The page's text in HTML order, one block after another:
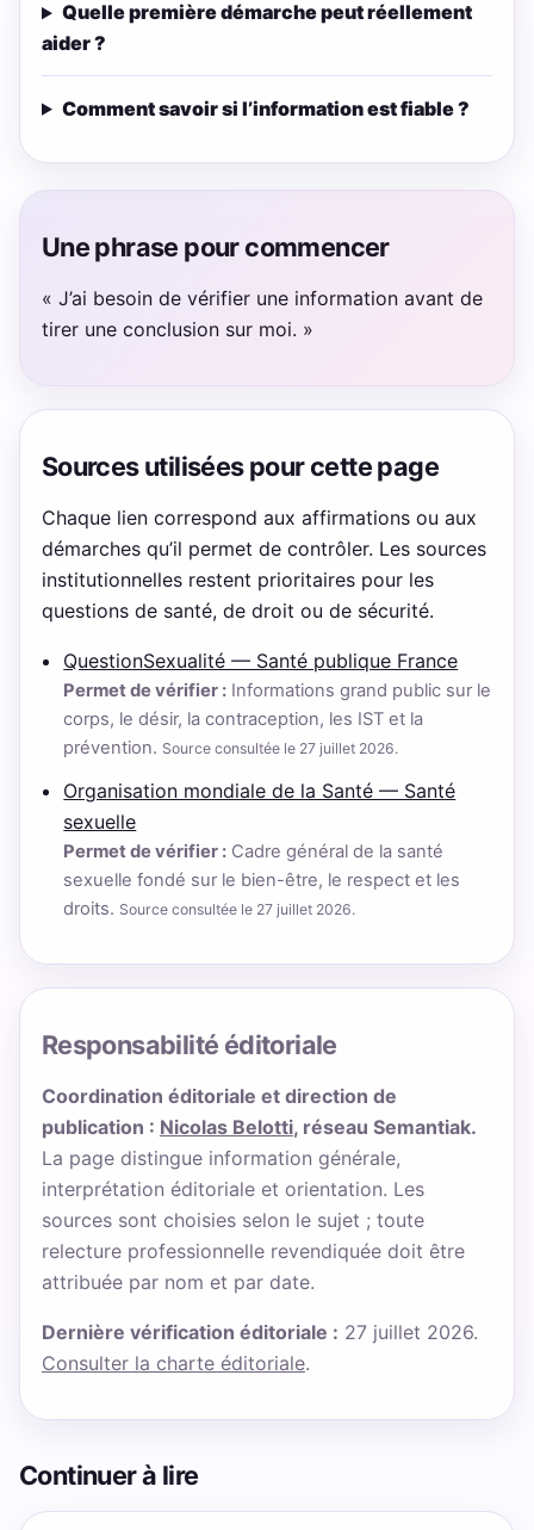
Quelle première démarche peut réellement
aider ?
Comment savoir si l’information est fiable ?
Une phrase pour commencer
« J’ai besoin de vérifier une information avant de
tirer une conclusion sur moi. »
Sources utilisées pour cette page
Chaque lien correspond aux affirmations ou aux
démarches qu’il permet de contrôler. Les sources
institutionnelles restent prioritaires pour les
questions de santé, de droit ou de sécurité.
QuestionSexualité — Santé publique France
Permet de vérifier : Informations grand public sur le
corps, le désir, la contraception, les IST et la
prévention. Source consultée le 27 juillet 2026.
Organisation mondiale de la Santé — Santé
sexuelle
Permet de vérifier : Cadre général de la santé
sexuelle fondé sur le bien-être, le respect et les
droits. Source consultée le 27 juillet 2026.
Responsabilité éditoriale
Coordination éditoriale et direction de
publication : Nicolas Belotti, réseau Semantiak.
La page distingue information générale,
interprétation éditoriale et orientation. Les
sources sont choisies selon le sujet ; toute
relecture professionnelle revendiquée doit être
attribuée par nom et par date.
Dernière vérification éditoriale : 27 juillet 2026.
Consulter la charte éditoriale.
Continuer à lire